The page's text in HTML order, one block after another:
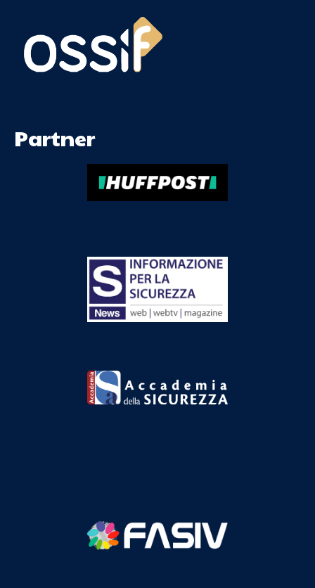
Partner